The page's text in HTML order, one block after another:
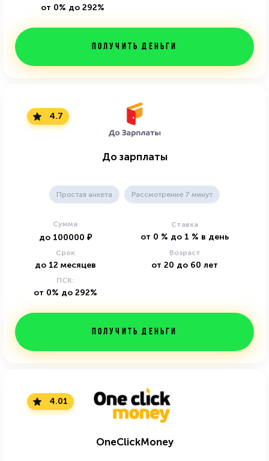
от 0% до 292%
Получить деньги
4.7
До зарплаты
Простая анкета Рассмотрение 7 минут
Сумма
до 100000 ₽
Ставка
от 0 % до 1 % в день
Срок
до 12 месяцев
Возраст
от 20 до 60 лет
ПСК:
от 0% до 292%
Получить деньги
4.01
OneClickMoney